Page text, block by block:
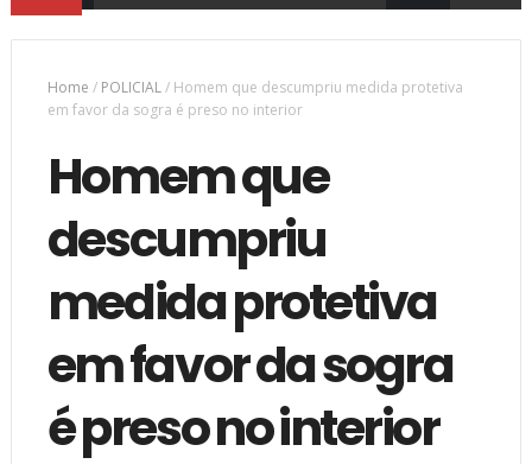
Home / POLICIAL/ Homem que descumpriu medida protetiva
em favor da sogra é preso no interior
Homem que
descumpriu
medida protetiva
em favor da sogra
é preso no interior